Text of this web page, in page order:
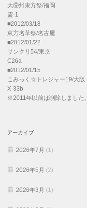
大⑨州東方祭/福岡
霊-1
■2012/03/18
東方名華祭/名古屋
■2012/01/22
サンクリ54/東京
C26a
■2012/01/15
こみっく☆トレジャー19/大阪
X-33b
※2011年以前は削除しました。
アーカイブ
2026年7月 (1)
2026年5月 (2)
2026年3月 (1)